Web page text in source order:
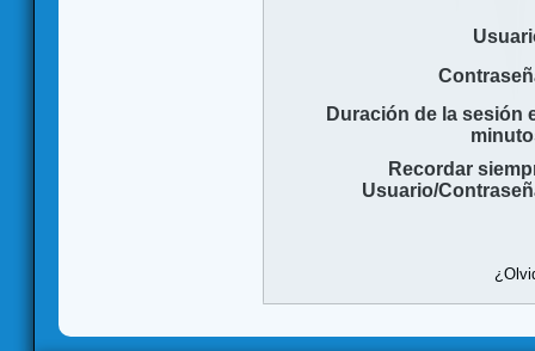
Duración de la sesión
Recordar
Usuario/